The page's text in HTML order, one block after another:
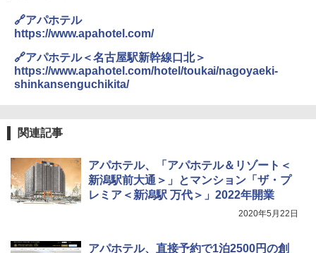
テント ワンタッチ RENEW 幅200 2-3人用 43
￥5,499
ュ(BC仕様) PATC-150B(EB)
￥8,991
収納 コンパクト 簡単設営 カンガルーテント
￥6,459
ポインターライト 強力 小型 緑色/赤色/青紫色
USB充電式 高精度 超長距離照射 長時間使用
電動エアーポンプ SUP用 20PSI 電動ポンプ
ゴムボート 空気入れ 空気抜き 自動停止 過熱
保護 日光可読lcd 7種類ノズル付き
🔗アパホテル
https://www.apahotel.com/
🔗アパホテル＜名古屋駅新幹線口北＞
https://www.apahotel.com/hotel/toukai/nagoyaeki-
shinkansenguchikita/
関連記事
アパホテル、「アパホテル＆リゾート＜
新潟駅前大通＞」とマンション「ザ・プ
レミア＜新潟駅 万代＞」2022年開業
2020年5月22日
アパホテル、直接予約で1泊2500円の創